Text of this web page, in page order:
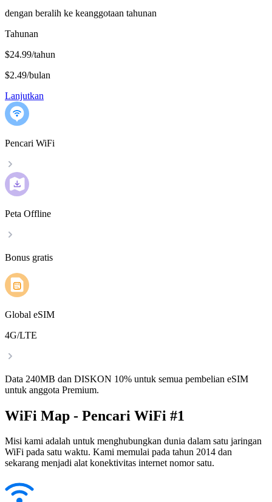
dengan beralih ke keanggotaan tahunan
Tahunan
$24.99/tahun
$2.49/bulan
Lanjutkan
Pencari WiFi
Peta Offline
Bonus gratis
Global eSIM
4G/LTE
Data 240MB dan DISKON 10% untuk semua pembelian eSIM
untuk anggota Premium.
WiFi Map - Pencari WiFi #1
Misi kami adalah untuk menghubungkan dunia dalam satu jaringan
WiFi pada satu waktu. Kami memulai pada tahun 2014 dan
sekarang menjadi alat konektivitas internet nomor satu.